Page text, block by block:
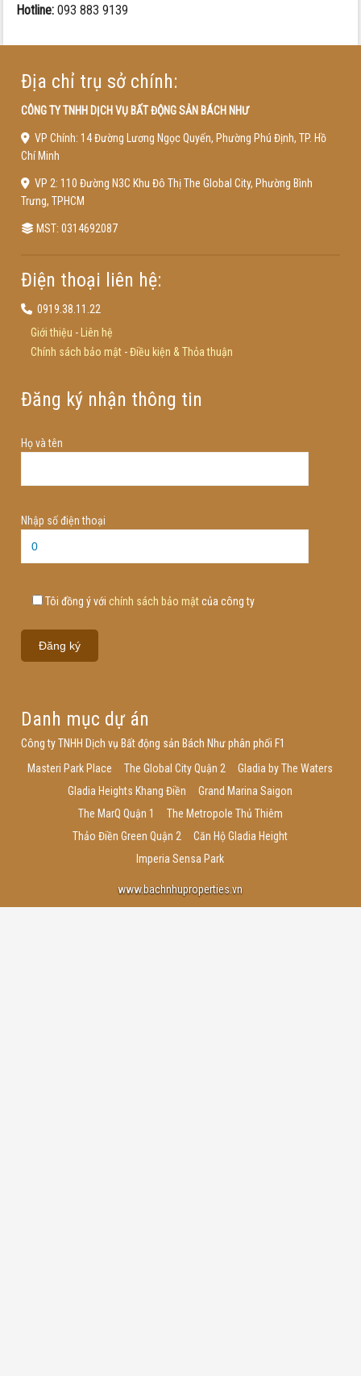
Hotline: 093 883 9139
Địa chỉ trụ sở chính:
CÔNG TY TNHH DỊCH VỤ BẤT ĐỘNG SẢN BÁCH NHƯ
VP Chính: 14 Đường Lương Ngọc Quyến, Phường Phú Định, TP. Hồ
Chí Minh
VP 2: 110 Đường N3C Khu Đô Thị The Global City, Phường Bình
Trưng, TPHCM
MST: 0314692087
Điện thoại liên hệ:
0919.38.11.22
Giới thiệu -
Liên hệ
Chính sách bảo mật-Điều kiện & Thỏa thuận
Đăng ký nhận thông tin
Họ và tên
Nhập số điện thoại
Tôi đồng ý với chính sách bảo mậtcủa công ty
Danh mục dự án
Công ty TNHH Dịch vụ Bất động sản Bách Như phân phối F1
Masteri Park Place
The Global City Quận 2
Gladia by The Waters
Gladia Heights Khang Điền
Grand Marina Saigon
The MarQ Quận 1
The Metropole Thủ Thiêm
Thảo Điền Green Quận 2
Căn Hộ Gladia Height
Imperia Sensa Park
www.bachnhuproperties.vn